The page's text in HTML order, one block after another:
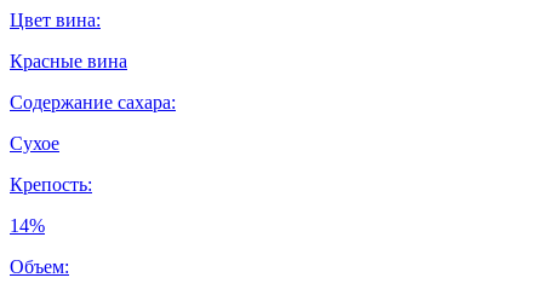
Цвет вина:
Красные вина
Содержание сахара:
Сухое
Крепость:
14%
Объем: